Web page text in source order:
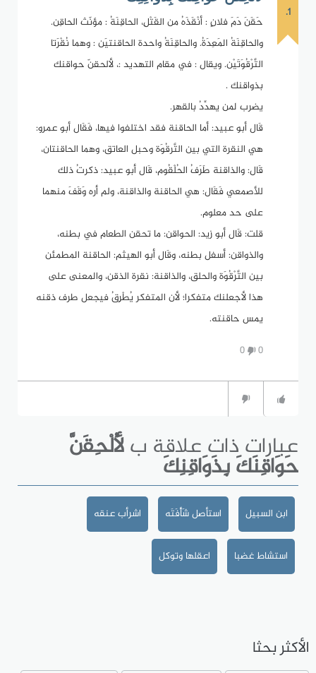
1.
حَقَنَ دَمَ فلانٍ : أنْقَذَهُ من القَتْلِ، الحاقِنَةُ : مؤنّث الحاقِن.
والحاقِنَةُ المَعِدَةُ. والحاقِنَةُ واحدة الحاقنتيَن : وهما نُقْرَتا
التَّرْقُوَتَيْن. ويقال : في مقام التهديد :، لألحقنّ حواقنك
بذواقنك .
يضرب لمن يهدِّدُ بالقهر.
قَال أبو عبيد: أما الحاقنة فقد اختلفوا فيها، فَقَال أبو عمرو:
هي النقرة التي بين التَّرقُوَة وحبل العاتق، وهما الحاقنتان،
قَال: والذاقنة طَرَفُ الحُلْقُوم، قَال أبو عبيد: ذكرتُ ذلك
للأصمعي فَقَال: هي الحاقنة والذاقنة، ولم أره وَقَفَ منهما
على حد معلوم.
قلت: قَال أبو زيد: الحواقن: ما تحقن الطعام في بطنه،
والذواقن: أسفل بطنه، وقَال أبو الهيثم: الحاقنة المطمئن
بين التَّرْقُوَة والحلق، والذاقنة: نقرة الذقن، والمعنى على
هذا لأجعلنك متفكرا؛ لأن المتفكر يُطْرِقُ فيجعل طرف ذقنه
يمس حاقنته.
0
0
عبارات ذات علاقة بلأُلْحِقَنَّ
حَوَاقِنَكَ بِذَوَاقِنِكَ
ابن السبيل استأصل شَأْفَتَه اشرأب عنقه
استشاط غضبا اعقلها وتوكل
الأكثر بحثا